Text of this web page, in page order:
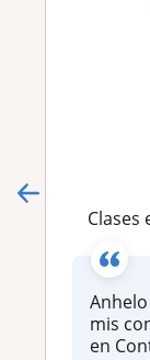
mis
en